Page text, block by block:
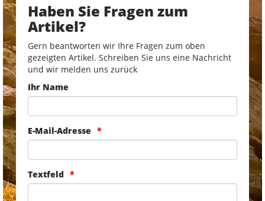
Haben Sie Fragen zum
Artikel?
Gern beantworten wir Ihre Fragen zum oben
gezeigten Artikel. Schreiben Sie uns eine Nachricht
und wir melden uns zurück
Ihr Name
E-Mail-Adresse
Textfeld